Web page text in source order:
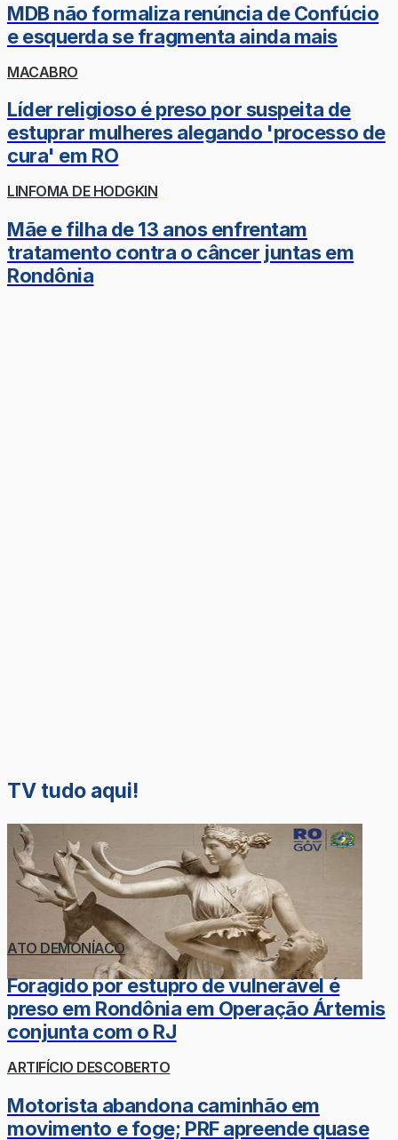
MDB não formaliza renúncia de Confúcio
e esquerda se fragmenta ainda mais
MACABRO
Líder religioso é preso por suspeita de
estuprar mulheres alegando 'processo de
cura' em RO
LINFOMA DE HODGKIN
Mãe e filha de 13 anos enfrentam
tratamento contra o câncer juntas em
Rondônia
TV tudo aqui!
ATO DEMONÍACO
Foragido por estupro de vulnerável é
preso em Rondônia em Operação Ártemis
conjunta com o RJ
ARTIFÍCIO DESCOBERTO
Motorista abandona caminhão em
movimento e foge; PRF apreende quase